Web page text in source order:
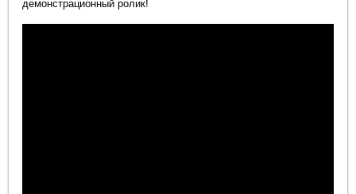
демонстрационный ролик!